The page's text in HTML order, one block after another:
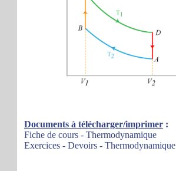
Documents à télécharger/imprimer :
Fiche de cours - Thermodynamique
Exercices - Devoirs - Thermodynamique